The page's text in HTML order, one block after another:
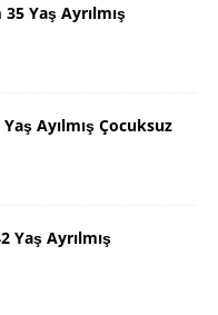
Yaş Ayrılmış
Ayılmış Çocuksuz
Yaş Ayrılmış